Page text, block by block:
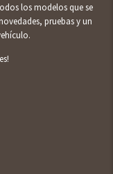
los modelos que se
pruebas y un